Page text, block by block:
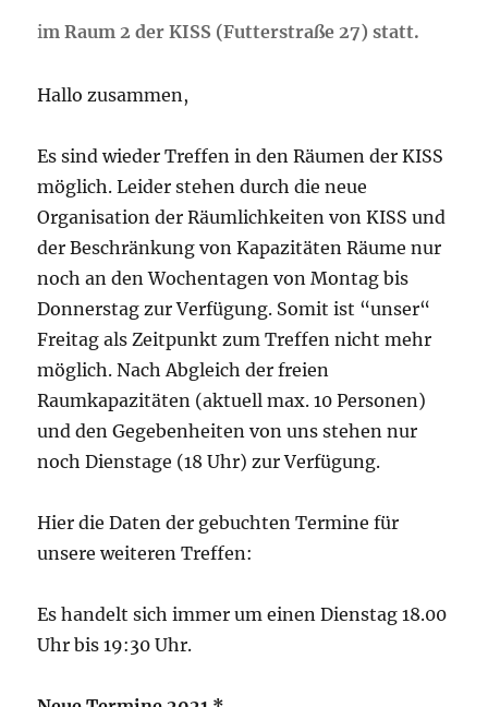
im Raum 2 der KISS (Futterstraße 27) statt.
Hallo zusammen,
Es sind wieder Treffen in den Räumen der KISS
möglich. Leider stehen durch die neue
Organisation der Räumlichkeiten von KISS und
der Beschränkung von Kapazitäten Räume nur
noch an den Wochentagen von Montag bis
Donnerstag zur Verfügung. Somit ist “unser“
Freitag als Zeitpunkt zum Treffen nicht mehr
möglich. Nach Abgleich der freien
Raumkapazitäten (aktuell max. 10 Personen)
und den Gegebenheiten von uns stehen nur
noch Dienstage (18 Uhr) zur Verfügung.
Hier die Daten der gebuchten Termine für
unsere weiteren Treffen:
Es handelt sich immer um einen Dienstag 18.00
Uhr bis 19:30 Uhr.